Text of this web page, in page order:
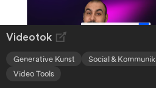
Videotok
Generative Kunst
Social &
Video Tools